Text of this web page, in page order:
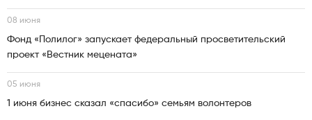
08 июня
Фонд «Полилог» запускает федеральный просветительский
проект «Вестник мецената»
05 июня
1 июня бизнес сказал «спасибо» семьям волонтеров